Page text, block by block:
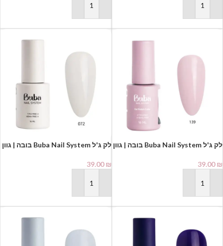
הוספה לסל הוספה לסל
לק ג'ל Buba Nail System בובה | גוון
39.00₪
הוספה לסל
לק ג'ל Buba Nail System בובה | גוון
39.00₪
הוספה לסל